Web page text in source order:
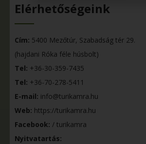
Elérhetőségeink
Cím: 5400 Mezőtúr, Szabadság tér 29.
(hajdani Róka féle húsbolt)
Tel: +36-30-359-7435
Tel: +36-70-278-5411
E-mail: info@turikamra.hu
Web: https://turikamra.hu
Facebook: / turikamra
Nyitvatartás: